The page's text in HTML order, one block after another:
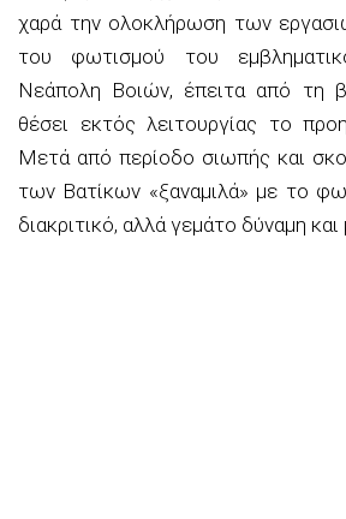
χαρά την ολοκλήρωση των
του φωτισμού του
Νεάπολη Βοιών, έπειτα από τη
θέσει εκτός λειτουργίας το
Μετά από περίοδο σιωπής και
των Βατίκων «ξαναμιλά» με το
διακριτικό, αλλά γεμάτο δύναμη και